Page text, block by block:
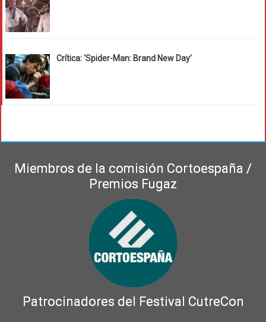
Crítica: ‘Spider-Man: Brand New Day’
Miembros de la comisión Cortoespaña /
Premios Fugaz
Patrocinadores del Festival CutreCon